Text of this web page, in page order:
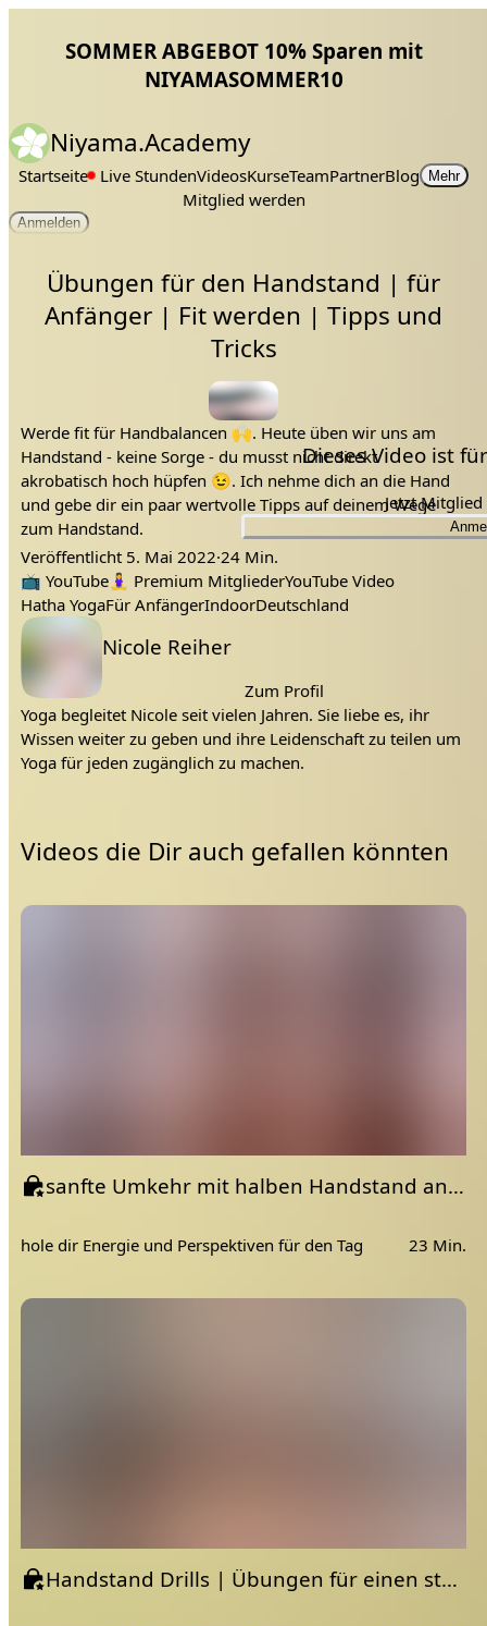
SOMMER ABGEBOT 10% Sparen mit
NIYAMASOMMER10
Niyama.Academy
Startseite Live StundenVideosKurseTeamPartnerBlog Mehr
Mitglied werden
Anmelden
Übungen für den Handstand | für
Anfänger | Fit werden | Tipps und
Tricks
Dieses Video ist
Jetzt Mitglied
Werde fit für Handbalancen 🙌. Heute üben wir uns am
Handstand - keine Sorge - du musst nicht direkt
akrobatisch hoch hüpfen 😉. Ich nehme dich an die Hand
und gebe dir ein paar wertvolle Tipps auf deinem Wege
zum Handstand.
Veröffentlicht 5. Mai 2022·24 Min.
Tags:
📺 YouTube 🧘‍♀️ Premium MitgliederYouTube Video
Hatha YogaFür AnfängerIndoorDeutschland
Für Anfänger
Hatha Yoga für Anfänger
Kostenlos
Nicole Reiher
Yoga
armbalancen
handstand
handstand anfänger
handstand für anfänger
handstand lernen
handstand lernen für anfänger
handstand routine
handstand training
handstand tutorial
yoga deutsch
yoga mit nicole
yoga mit nicole reiher
Lehrer:
Nicole Reiher
Zum Profil
Yoga begleitet Nicole seit vielen Jahren. Sie liebe es, ihr
Wissen weiter zu geben und ihre Leidenschaft zu teilen um
Yoga für jeden zugänglich zu machen.
Videos die Dir auch gefallen könnten
sanfte Umkehr mit halben Handstand an der Wand | Morgen Yoga Flow
hole dir Energie und Perspektiven für den Tag 23 Min.
Handstand Drills | Übungen für einen starken Oberkörper und zur Vorbereitung des Handstandes